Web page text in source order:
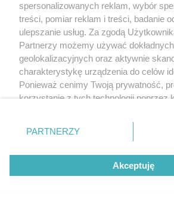
spersonalizowanych reklam, wybór
treści, pomiar reklam i treści, badanie
ulepszanie usług. Za zgodą
Partnerzy możemy używać
geolokalizacyjnych oraz aktywnie
charakterystykę urządzenia do celów
Ponieważ cenimy Twoją prywatność,
korzystanie z tych technologii poprzez
zmienić/wycofać klikając przycisk
znajdujący się w lewym dolnym rogu
rodzaje przetwarzania danych nie
użytkownika, ale masz prawo
przetwarzaniu. Preferencje będą miały
PARTNERZY
Akceptuję